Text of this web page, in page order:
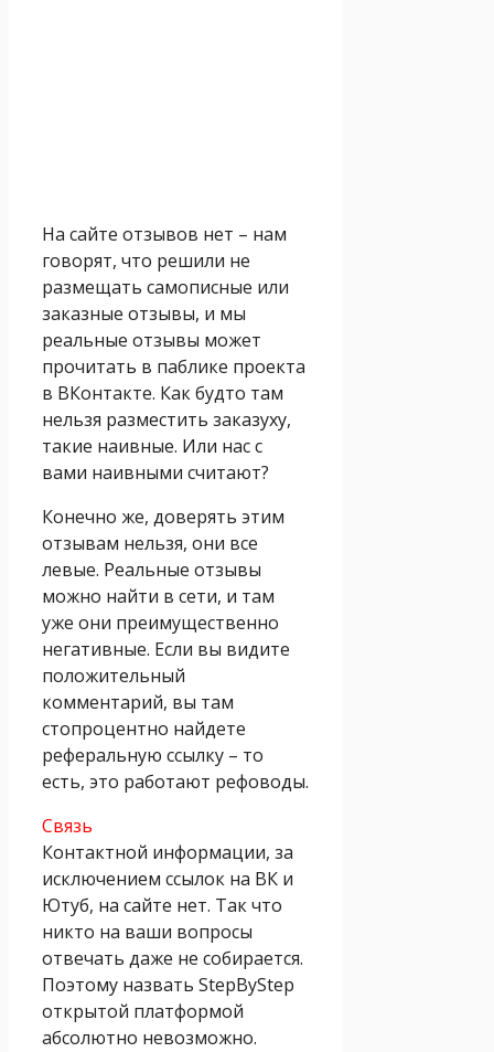
На сайте отзывов нет – нам
говорят, что решили не
размещать самописные или
заказные отзывы, и мы
реальные отзывы может
прочитать в паблике проекта
в ВКонтакте. Как будто там
нельзя разместить заказуху,
такие наивные. Или нас с
вами наивными считают?
Конечно же, доверять этим
отзывам нельзя, они все
левые. Реальные отзывы
можно найти в сети, и там
уже они преимущественно
негативные. Если вы видите
положительный
комментарий, вы там
стопроцентно найдете
реферальную ссылку – то
есть, это работают рефоводы.
Связь
Контактной информации, за
исключением ссылок на ВК и
Ютуб, на сайте нет. Так что
никто на ваши вопросы
отвечать даже не собирается.
Поэтому назвать StepByStep
открытой платформой
абсолютно невозможно.